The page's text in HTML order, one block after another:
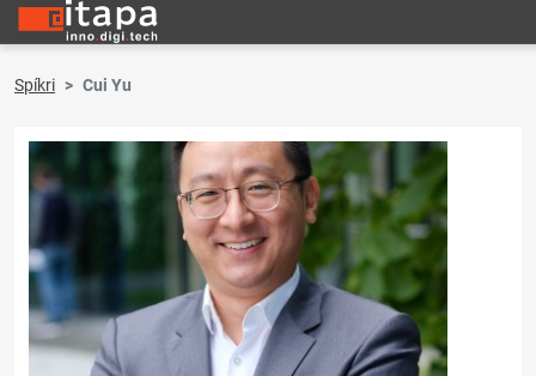
Spíkri Cui Yu